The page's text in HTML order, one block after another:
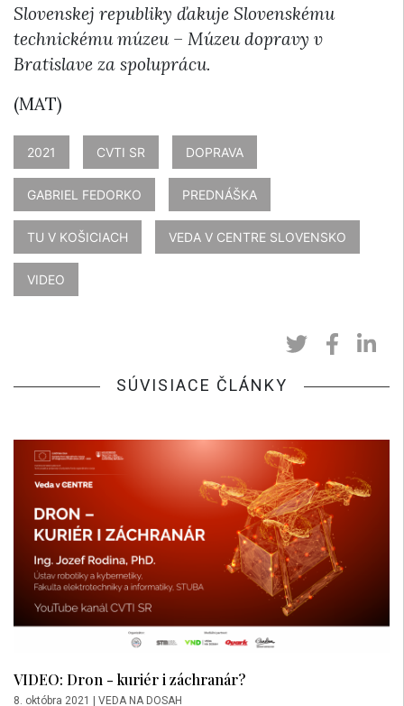
Slovenskej republiky ďakuje Slovenskému
technickému múzeu – Múzeu dopravy v
Bratislave za spoluprácu.
(MAT)
2021 CVTI SR DOPRAVA
GABRIEL FEDORKO PREDNÁŠKA
TU V KOŠICIACH VEDA V CENTRE SLOVENSKO
VIDEO
SÚVISIACE ČLÁNKY
VIDEO: Dron - kuriér i záchranár?
8. októbra 2021 VEDA NA DOSAH